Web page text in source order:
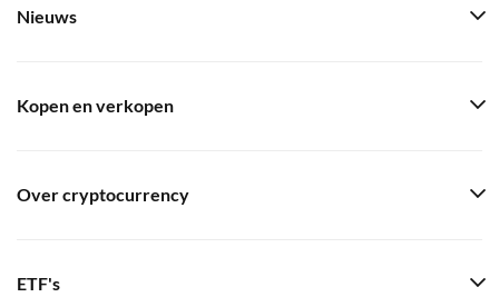
Nieuws
Kopen en verkopen
Over cryptocurrency
ETF's